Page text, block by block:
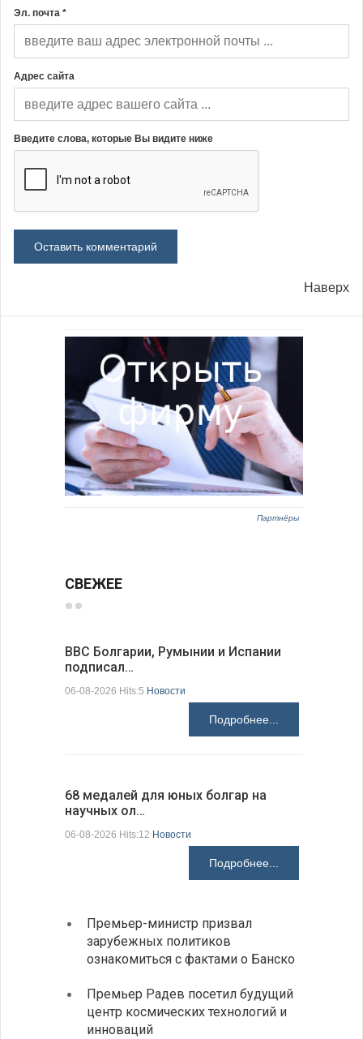
Эл. почта *
Адрес сайта
Введите слова, которые Вы видите ниже
Наверх
Партнёры
СВЕЖЕЕ
ВВС Болгарии, Румынии и Испании
подписал…
06-08-2026 Hits:5 Новости
Подробнее...
68 медалей для юных болгар на
научных ол…
06-08-2026 Hits:12 Новости
Подробнее...
Премьер-министр призвал
зарубежных политиков
ознакомиться с фактами о Банско
Премьер Радев посетил будущий
центр космических технологий и
инноваций